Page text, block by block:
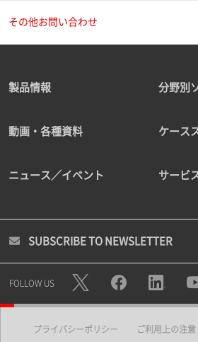
その他お問い合わせ
製品情報 分野別
動画・各種資料 ケース
ニュース／イベント サービ
SUBSCRIBE TO NEWSLETTER
FOLLOW US
プライバシーポリシー ご利用上の注意